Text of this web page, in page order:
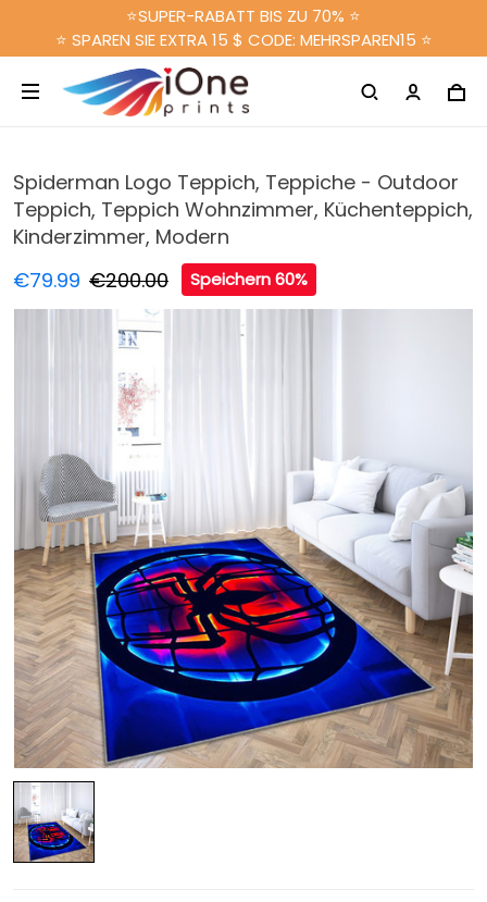
⭐SUPER-RABATT BIS ZU 70% ⭐
⭐ SPAREN SIE EXTRA 15 $ CODE: MEHRSPAREN15 ⭐
Spiderman Logo Teppich, Teppiche - Outdoor
Teppich, Teppich Wohnzimmer, Küchenteppich,
Kinderzimmer, Modern
€79.99 €200.00 Speichern 60%